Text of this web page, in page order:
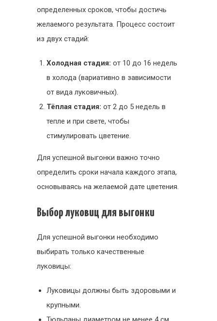
определенных сроков, чтобы достичь
желаемого результата. Процесс состоит
из двух стадий:
Холодная стадия: от 10 до 16 недель
в холода (вариативно в зависимости
от вида луковичных).
Тёплая стадия: от 2 до 5 недель в
тепле и при свете, чтобы
стимулировать цветение.
Для успешной выгонки важно точно
определить сроки начала каждого этапа,
основываясь на желаемой дате цветения.
Выбор луковиц для выгонки
Для успешной выгонки необходимо
выбирать только качественные
луковицы:
Луковицы должны быть здоровыми и
крупными.